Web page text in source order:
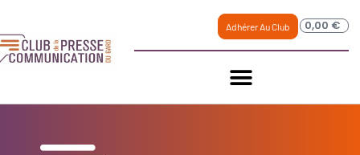
Adhérer Au Club 0,00 €